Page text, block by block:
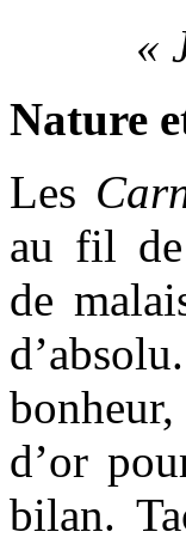
«
Nature
Les
au fil de
de
d’or
bilan.